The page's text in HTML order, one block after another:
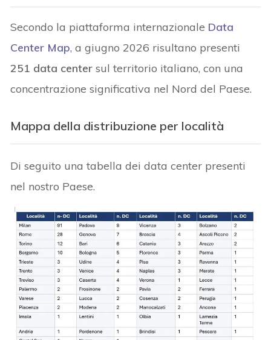
Secondo la piattaforma internazionale Data
Center Map, a giugno 2026 risultano presenti
251 data center sul territorio italiano, con una
concentrazione significativa nel Nord del Paese.
Mappa della distribuzione per località
Di seguito una tabella dei data center presenti
nel nostro Paese.